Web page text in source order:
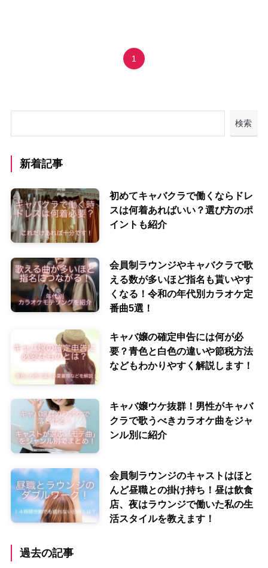
1
検索
新着記事
初めてキャバクラで働くならドレ
スは何着あればいい？選び方のポ
イントも紹介
会員制ラウンジやキャバクラで歌
える数が多いほど指名も貰いやす
くなる！令和の年代別カラオケ定
番曲5選！
キャバ嬢の確定申告には何が必
要？青色と白色の違いや節税方法
などもわかりやすく解説します！
キャバ嬢ウケ抜群！男性がキャバ
クラで歌うべきカラオケ曲をジャ
ンル別に紹介
会員制ラウンジのキャストはほと
んど昼職との掛け持ち！昼は飲食
店、夜はラウンジで働いた私の生
活スタイルを教えます！
過去の記事